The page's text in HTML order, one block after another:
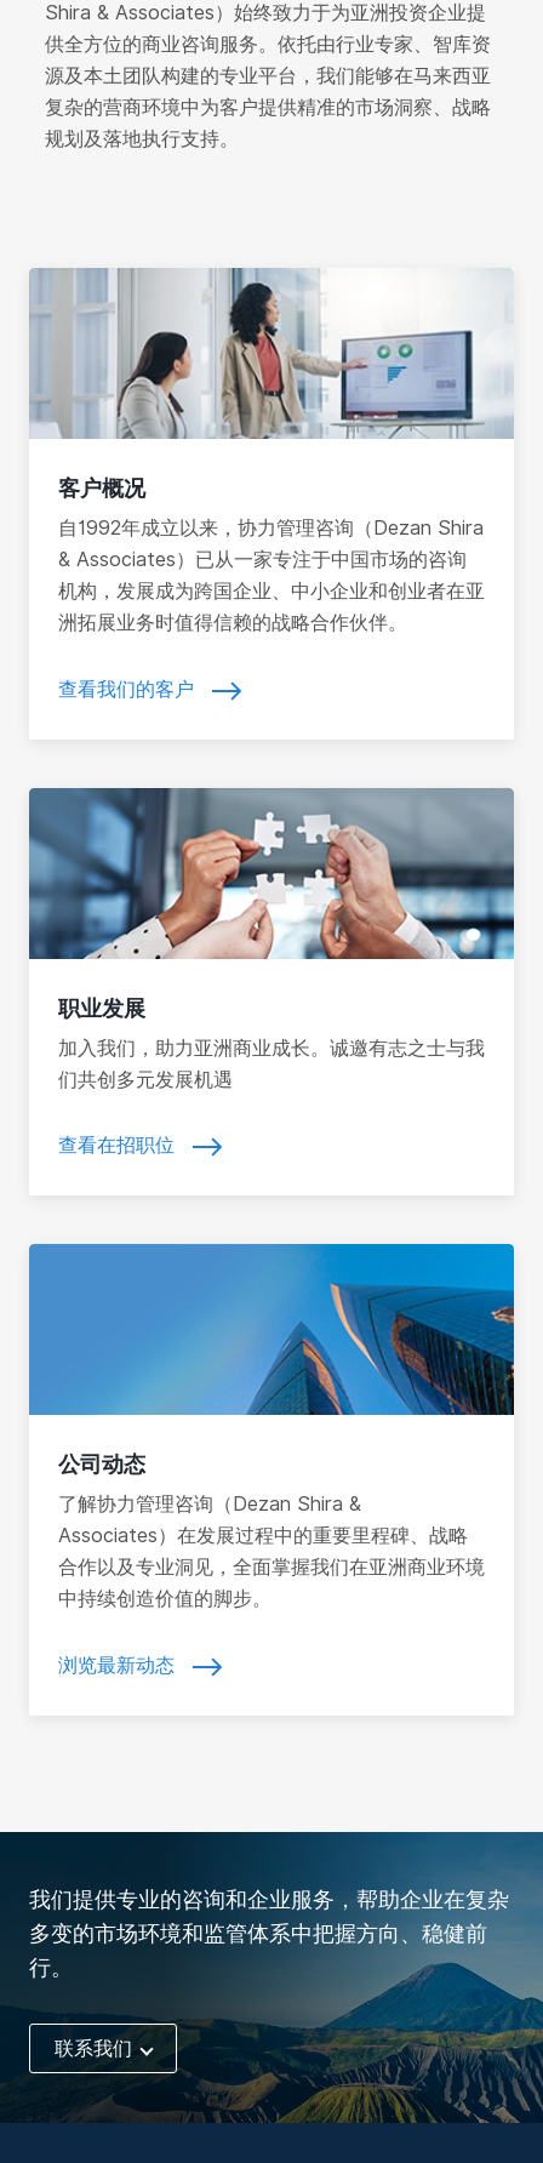
Shira & Associates）始终致力于为亚洲投资企业提
供全方位的商业咨询服务。依托由行业专家、智库资
源及本土团队构建的专业平台，我们能够在马来西亚
复杂的营商环境中为客户提供精准的市场洞察、战略
规划及落地执行支持。
客户概况
自1992年成立以来，协力管理咨询（Dezan Shira
& Associates）已从一家专注于中国市场的咨询
机构，发展成为跨国企业、中小企业和创业者在亚
洲拓展业务时值得信赖的战略合作伙伴。
查看我们的客户
职业发展
加入我们，助力亚洲商业成长。诚邀有志之士与我
们共创多元发展机遇
查看在招职位
公司动态
了解协力管理咨询（Dezan Shira &
Associates）在发展过程中的重要里程碑、战略
合作以及专业洞见，全面掌握我们在亚洲商业环境
中持续创造价值的脚步。
浏览最新动态
我们提供专业的咨询和企业服务，帮助企业在复杂
多变的市场环境和监管体系中把握方向、稳健前
行。
联系我们